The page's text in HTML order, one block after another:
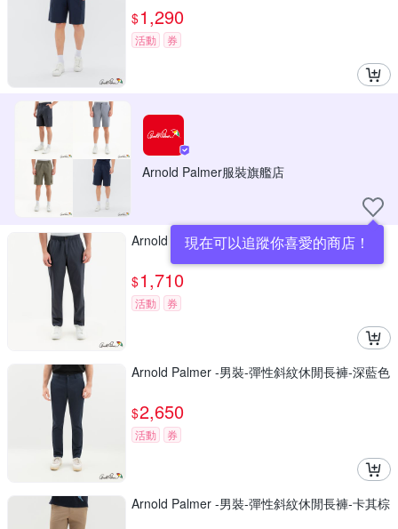
$1,290
活動 券
Arnold Palmer服裝旗艦店
現在可以追蹤你喜愛的商店！
Arnold Palmer 鬆緊腰頭涼感休閒褲-灰色
$1,710
活動 券
Arnold Palmer -男裝-彈性斜紋休閒長褲-深藍色
$2,650
活動 券
Arnold Palmer -男裝-彈性斜紋休閒長褲-卡其棕